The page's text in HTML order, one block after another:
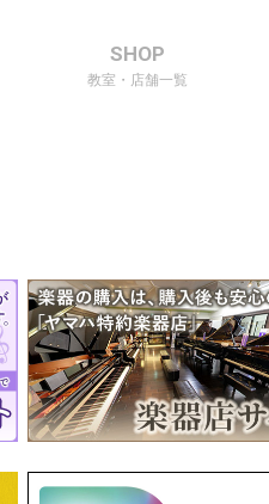
SHOP
教室・店舗一覧